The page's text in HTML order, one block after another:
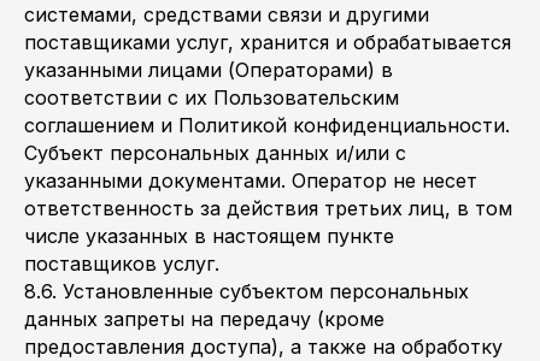
системами, средствами связи и другими
поставщиками услуг, хранится и обрабатывается
указанными лицами (Операторами) в
соответствии с их Пользовательским
соглашением и Политикой конфиденциальности.
Субъект персональных данных и/или с
указанными документами. Оператор не несет
ответственность за действия третьих лиц, в том
числе указанных в настоящем пункте
поставщиков услуг.
8.6. Установленные субъектом персональных
данных запреты на передачу (кроме
предоставления доступа), а также на обработку